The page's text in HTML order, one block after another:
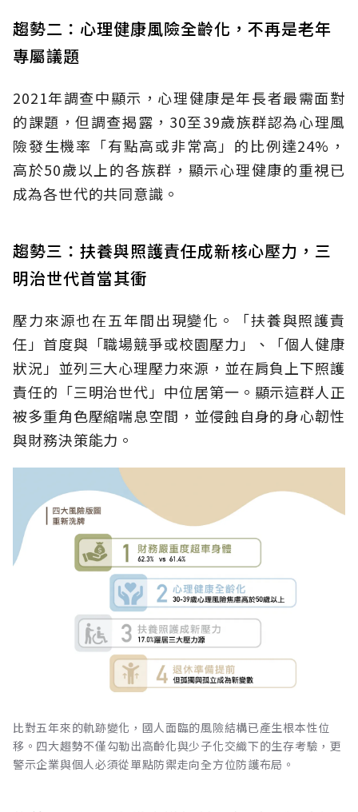
趨勢二：心理健康風險全齡化，不再是老年
專屬議題
2021年調查中顯示，心理健康是年長者最需面對
的課題，但調查揭露，30至39歲族群認為心理風
險發生機率「有點高或非常高」的比例達24%，
高於50歲以上的各族群，顯示心理健康的重視已
成為各世代的共同意識。
趨勢三：扶養與照護責任成新核心壓力，三
明治世代首當其衝
壓力來源也在五年間出現變化。「扶養與照護責
任」首度與「職場競爭或校園壓力」、「個人健康
狀況」並列三大心理壓力來源，並在肩負上下照護
責任的「三明治世代」中位居第一。顯示這群人正
被多重角色壓縮喘息空間，並侵蝕自身的身心韌性
與財務決策能力。
比對五年來的軌跡變化，國人面臨的風險結構已產生根本性位
移。四大趨勢不僅勾勒出高齡化與少子化交織下的生存考驗，更
警示企業與個人必須從單點防禦走向全方位防護布局。